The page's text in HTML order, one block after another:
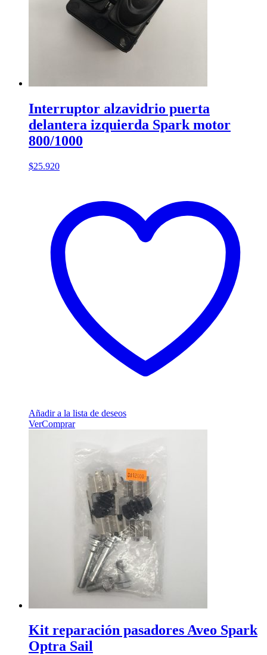
Interruptor alzavidrio puerta
delantera izquierda Spark motor
800/1000
$25.920
Añadir a la lista de deseos
VerComprar
Kit reparación pasadores Aveo Spark
Optra Sail